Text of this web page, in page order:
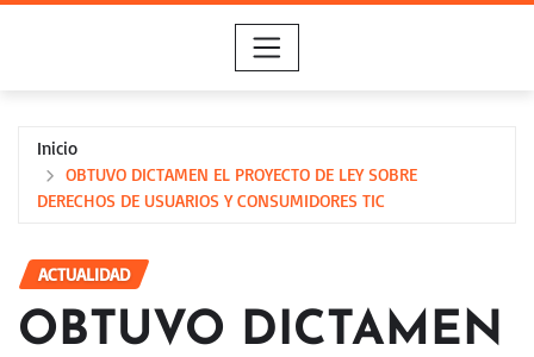
Inicio
OBTUVO DICTAMEN EL PROYECTO DE LEY SOBRE
DERECHOS DE USUARIOS Y CONSUMIDORES TIC
ACTUALIDAD
OBTUVO DICTAMEN